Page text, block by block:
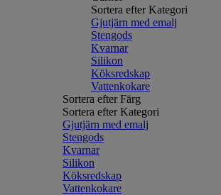
Sortera efter Kategori
Gjutjärn med emalj
Stengods
Kvarnar
Silikon
Köksredskap
Vattenkokare
Sortera efter Färg
Sortera efter Kategori
Gjutjärn med emalj
Stengods
Kvarnar
Silikon
Köksredskap
Vattenkokare